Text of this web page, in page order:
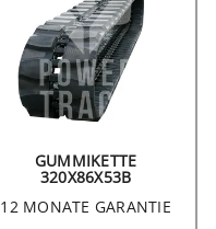
GUMMIKETTE
320X86X53B
12 MONATE GARANTIE